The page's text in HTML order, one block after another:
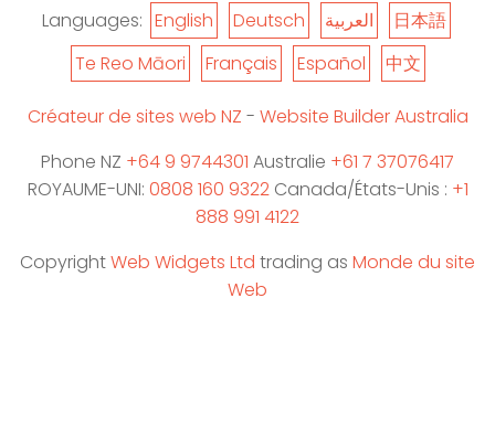
Languages: English Deutsch العربية
日本語
Te Reo Māori
Français Español 中文
Créateur de sites web NZ - Website Builder Australia
Phone NZ +64 9 9744301 Australie +61 7 37076417
ROYAUME-UNI: 0808 160 9322Canada/États-Unis : +1
888 991 4122
CopyrightWeb Widgets Ltd trading as Monde du site
Web